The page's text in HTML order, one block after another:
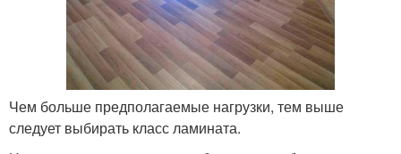
Чем больше предполагаемые нагрузки, тем выше
следует выбирать класс ламината.